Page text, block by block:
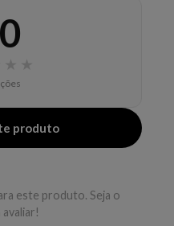
produto
este produto. Seja o